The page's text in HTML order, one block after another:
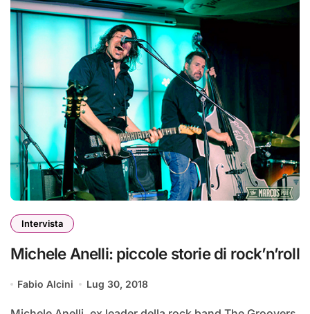
Intervista
Michele Anelli: piccole storie di rock’n’roll
Fabio Alcini Lug 30, 2018